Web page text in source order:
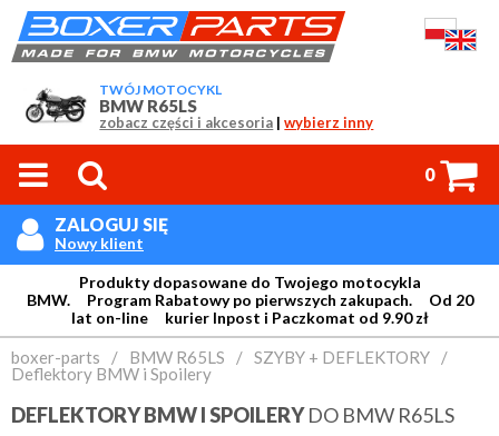
TWÓJ MOTOCYKL
BMW R65LS
zobacz części i akcesoria |wybierz inny
  
0
 ZALOGUJ SIĘ
Nowy klient
Login:
Hasło:
Produkty dopasowane do Twojego motocykla
BMW. Program Rabatowy po pierwszych zakupach. Od 20
lat on-line kurier Inpost i Paczkomat od 9.90 zł
boxer-parts / BMW R65LS / SZYBY + DEFLEKTORY
/
Deflektory BMW i Spoilery
DEFLEKTORY BMW I SPOILERYDO BMW R65LS